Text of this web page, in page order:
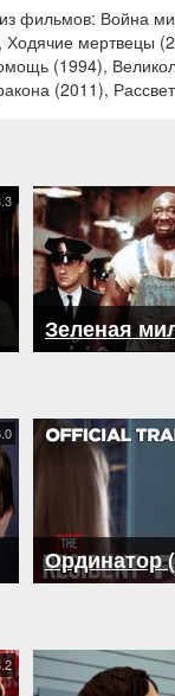
фильмов: Война
Ходячие мертвецы
(1994),
(2011),
Зеленая
Ординатор